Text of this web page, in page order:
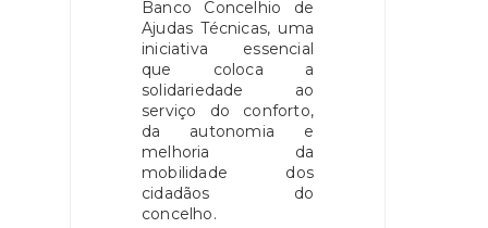
Banco Concelhio de
Ajudas Técnicas, uma
iniciativa essencial
que coloca a
solidariedade ao
serviço do conforto,
da autonomia e
melhoria da
mobilidade dos
cidadãos do
concelho.